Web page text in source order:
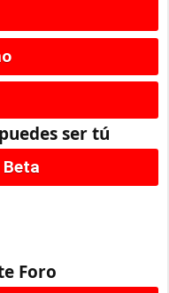
ser tú
Foro